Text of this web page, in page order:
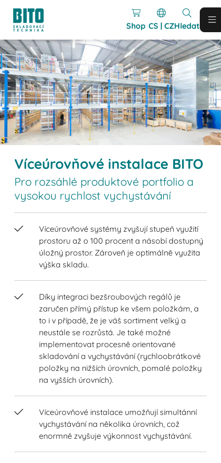
Shop CS | CZHledat
Víceúrovňové instalace BITO
Pro rozsáhlé produktové portfolio a
vysokou rychlost vychystávání
Víceúrovňové systémy zvyšují stupeň využití
prostoru až o 100 procent a násobí dostupný
úložný prostor. Zároveň je optimálně využita
výška skladu.
Díky integraci bezšroubových regálů je
zaručen přímý přístup ke všem položkám, a
to i v případě, že je váš sortiment velký a
neustále se rozrůstá. Je také možné
implementovat procesně orientované
skladování a vychystávání (rychloobrátkové
položky na nižších úrovních, pomalé položky
na vyšších úrovních).
Víceúrovňové instalace umožňují simultánní
vychystávání na několika úrovních, což
enormně zvyšuje výkonnost vychystávání.